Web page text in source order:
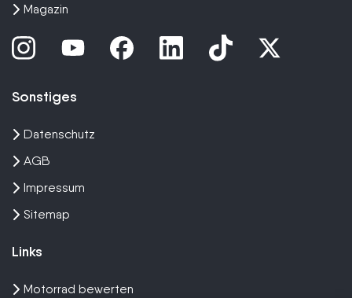
Magazin
Sonstiges
Datenschutz
AGB
Impressum
Sitemap
Links
Motorrad bewerten